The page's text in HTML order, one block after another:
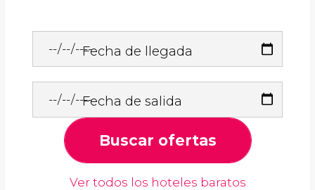
Fecha de llegada
Fecha de salida
Buscar ofertas
Ver todos los hoteles baratos